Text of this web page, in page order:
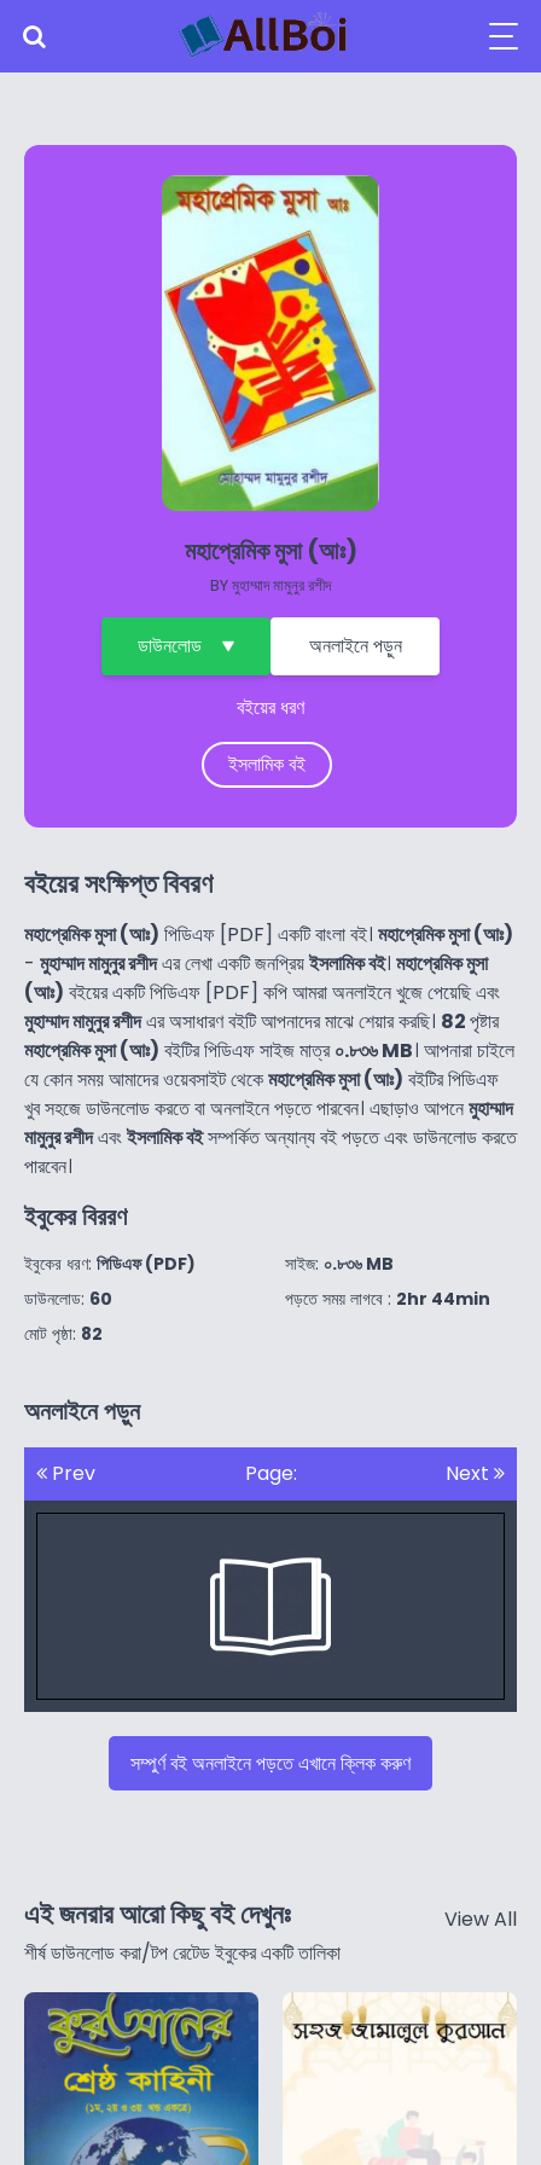
মহাপ্রেমিক মুসা (আঃ)
BYমুহাম্মাদ মামুনুর রশীদ
ডাউনলোড অনলাইনে পড়ুন
বইয়ের ধরণ
ইসলামিক বই
বইয়ের সংক্ষিপ্ত বিবরণ
মহাপ্রেমিক মুসা (আঃ) পিডিএফ [PDF] একটি বাংলা বই। মহাপ্রেমিক মুসা (আঃ)
- মুহাম্মাদ মামুনুর রশীদএর লেখা একটি জনপ্রিয়ইসলামিক বই। মহাপ্রেমিক মুসা
(আঃ) বইয়ের একটি পিডিএফ [PDF] কপি আমরা অনলাইনে খুজে পেয়েছি এবং
মুহাম্মাদ মামুনুর রশীদএর অসাধারণ বইটি আপনাদের মাঝে শেয়ার করছি। 82পৃষ্টার
মহাপ্রেমিক মুসা (আঃ) বইটির পিডিএফ সাইজ মাত্র০.৮৩৬ MB। আপনারা চাইলে
যে কোন সময় আমাদের ওয়েবসাইট থেকেমহাপ্রেমিক মুসা (আঃ) বইটির পিডিএফ
খুব সহজে ডাউনলোড করতে বা অনলাইনে পড়তে পারবেন। এছাড়াও আপনেমুহাম্মাদ
মামুনুর রশীদএবংইসলামিক বইসম্পর্কিত অন্যান্য বই পড়তে এবং ডাউনলোড করতে
পারবেন।
ইবুকের বিররণ
ইবুকের ধরণ: পিডিএফ (PDF)
ডাউনলোড: 60
মোট পৃষ্ঠা: 82
সাইজ: ০.৮৩৬ MB
পড়তে সময় লাগবে : 2hr 44min
অনলাইনে পড়ুন
Prev Page: Next
সম্পুর্ণ বই অনলাইনে পড়তে এখানে ক্লিক করুণ
এই জনরার আরো কিছু বই দেখুনঃ
শীর্ষ ডাউনলোড করা/টপ রেটেড ইবুকের একটি তালিকা
View All